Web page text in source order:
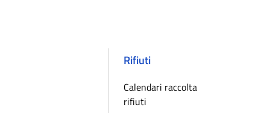
Rifiuti
Calendari raccolta
rifiuti